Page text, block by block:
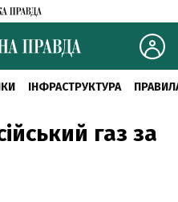
ІНФРАСТРУКТУРА
газ за